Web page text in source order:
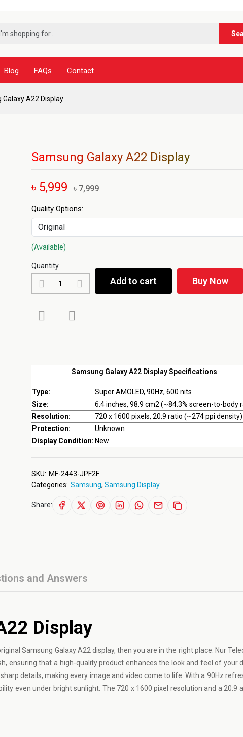
Blog FAQs Contact
Galaxy A22 Display
Samsung Galaxy A22 Display
৳ 5,999 ৳ 7,999
Samsung Galaxy A22 Display Specifications
Type:
Super AMOLED, 90Hz, 600 nits
Size:
6.4 inches, 98.9 cm2 (~84.3% screen-to-body
Resolution:
720 x 1600 pixels, 20:9 ratio (~274 ppi density)
Protection:
Unknown
Display Condition: New
Quality Options:
(Available)
Quantity
Add to cart Buy Now
SKU: MF-2443-JPF2F
Categories: Samsung, Samsung Display
Share:
and Answers
Display
Samsung Galaxy A22 display, then you are in the right place. Nur
ensuring that a high-quality product enhances the look and feel of your
details, making every image and video come to life. With a 90Hz
even under bright sunlight. The 720 x 1600 pixel resolution and a 20:9